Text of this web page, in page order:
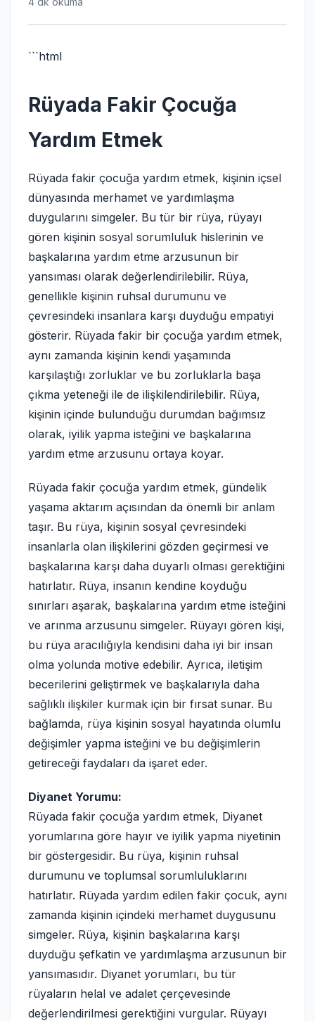
```html
Rüyada Fakir Çocuğa
Yardım Etmek
Rüyada fakir çocuğa yardım etmek, kişinin içsel
dünyasında merhamet ve yardımlaşma
duygularını simgeler. Bu tür bir rüya, rüyayı
gören kişinin sosyal sorumluluk hislerinin ve
başkalarına yardım etme arzusunun bir
yansıması olarak değerlendirilebilir. Rüya,
genellikle kişinin ruhsal durumunu ve
çevresindeki insanlara karşı duyduğu empatiyi
gösterir. Rüyada fakir bir çocuğa yardım etmek,
aynı zamanda kişinin kendi yaşamında
karşılaştığı zorluklar ve bu zorluklarla başa
çıkma yeteneği ile de ilişkilendirilebilir. Rüya,
kişinin içinde bulunduğu durumdan bağımsız
olarak, iyilik yapma isteğini ve başkalarına
yardım etme arzusunu ortaya koyar.
Rüyada fakir çocuğa yardım etmek, gündelik
yaşama aktarım açısından da önemli bir anlam
taşır. Bu rüya, kişinin sosyal çevresindeki
insanlarla olan ilişkilerini gözden geçirmesi ve
başkalarına karşı daha duyarlı olması gerektiğini
hatırlatır. Rüya, insanın kendine koyduğu
sınırları aşarak, başkalarına yardım etme isteğini
ve arınma arzusunu simgeler. Rüyayı gören kişi,
bu rüya aracılığıyla kendisini daha iyi bir insan
olma yolunda motive edebilir. Ayrıca, iletişim
becerilerini geliştirmek ve başkalarıyla daha
sağlıklı ilişkiler kurmak için bir fırsat sunar. Bu
bağlamda, rüya kişinin sosyal hayatında olumlu
değişimler yapma isteğini ve bu değişimlerin
getireceği faydaları da işaret eder.
Diyanet Yorumu:
Rüyada fakir çocuğa yardım etmek, Diyanet
yorumlarına göre hayır ve iyilik yapma niyetinin
bir göstergesidir. Bu rüya, kişinin ruhsal
durumunu ve toplumsal sorumluluklarını
hatırlatır. Rüyada yardım edilen fakir çocuk, aynı
zamanda kişinin içindeki merhamet duygusunu
simgeler. Rüya, kişinin başkalarına karşı
duyduğu şefkatin ve yardımlaşma arzusunun bir
yansımasıdır. Diyanet yorumları, bu tür
rüyaların helal ve adalet çerçevesinde
değerlendirilmesi gerektiğini vurgular. Rüyayı